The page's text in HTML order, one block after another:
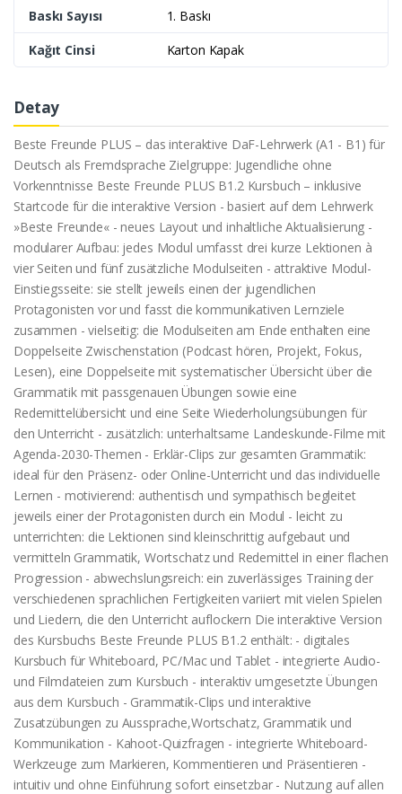
Baskı Sayısı
1. Baskı
Kağıt Cinsi
Karton Kapak
Detay
Beste Freunde PLUS – das interaktive DaF-Lehrwerk (A1 - B1) für
Deutsch als Fremdsprache Zielgruppe: Jugendliche ohne
Vorkenntnisse Beste Freunde PLUS B1.2 Kursbuch – inklusive
Startcode für die interaktive Version - basiert auf dem Lehrwerk
»Beste Freunde« - neues Layout und inhaltliche Aktualisierung -
modularer Aufbau: jedes Modul umfasst drei kurze Lektionen à
vier Seiten und fünf zusätzliche Modulseiten - attraktive Modul-
Einstiegsseite: sie stellt jeweils einen der jugendlichen
Protagonisten vor und fasst die kommunikativen Lernziele
zusammen - vielseitig: die Modulseiten am Ende enthalten eine
Doppelseite Zwischenstation (Podcast hören, Projekt, Fokus,
Lesen), eine Doppelseite mit systematischer Übersicht über die
Grammatik mit passgenauen Übungen sowie eine
Redemittelübersicht und eine Seite Wiederholungsübungen für
den Unterricht - zusätzlich: unterhaltsame Landeskunde-Filme mit
Agenda-2030-Themen - Erklär-Clips zur gesamten Grammatik:
ideal für den Präsenz- oder Online-Unterricht und das individuelle
Lernen - motivierend: authentisch und sympathisch begleitet
jeweils einer der Protagonisten durch ein Modul - leicht zu
unterrichten: die Lektionen sind kleinschrittig aufgebaut und
vermitteln Grammatik, Wortschatz und Redemittel in einer flachen
Progression - abwechslungsreich: ein zuverlässiges Training der
verschiedenen sprachlichen Fertigkeiten variiert mit vielen Spielen
und Liedern, die den Unterricht auflockern Die interaktive Version
des Kursbuchs Beste Freunde PLUS B1.2 enthält: - digitales
Kursbuch für Whiteboard, PC/Mac und Tablet - integrierte Audio-
und Filmdateien zum Kursbuch - interaktiv umgesetzte Übungen
aus dem Kursbuch - Grammatik-Clips und interaktive
Zusatzübungen zu Aussprache,Wortschatz, Grammatik und
Kommunikation - Kahoot-Quizfragen - integrierte Whiteboard-
Werkzeuge zum Markieren, Kommentieren und Präsentieren -
intuitiv und ohne Einführung sofort einsetzbar - Nutzung auf allen